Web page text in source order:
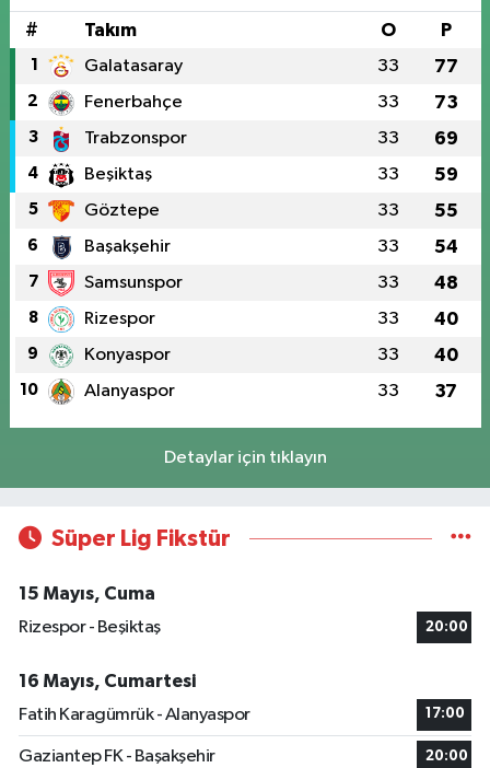
# Takım O P
1 Galatasaray 33 77
2 Fenerbahçe 33 73
3 Trabzonspor 33 69
4 Beşiktaş 33 59
5 Göztepe 33 55
6 Başakşehir 33 54
7 Samsunspor 33 48
8 Rizespor 33 40
9 Konyaspor 33 40
10 Alanyaspor 33 37
Detaylar için tıklayın
Süper Lig Fikstür
15 Mayıs, Cuma
Rizespor - Beşiktaş
20:00
16 Mayıs, Cumartesi
Fatih Karagümrük - Alanyaspor
17:00
Gaziantep FK - Başakşehir 20:00